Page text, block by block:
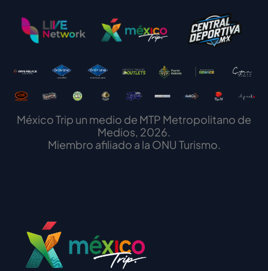
México Trip un medio de MTP Metropolitano de
Medios, 2026.
Miembro afiliado a la ONU Turismo.